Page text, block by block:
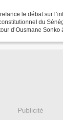
le débat sur
du
d’Ousmane Sonko
Publicité